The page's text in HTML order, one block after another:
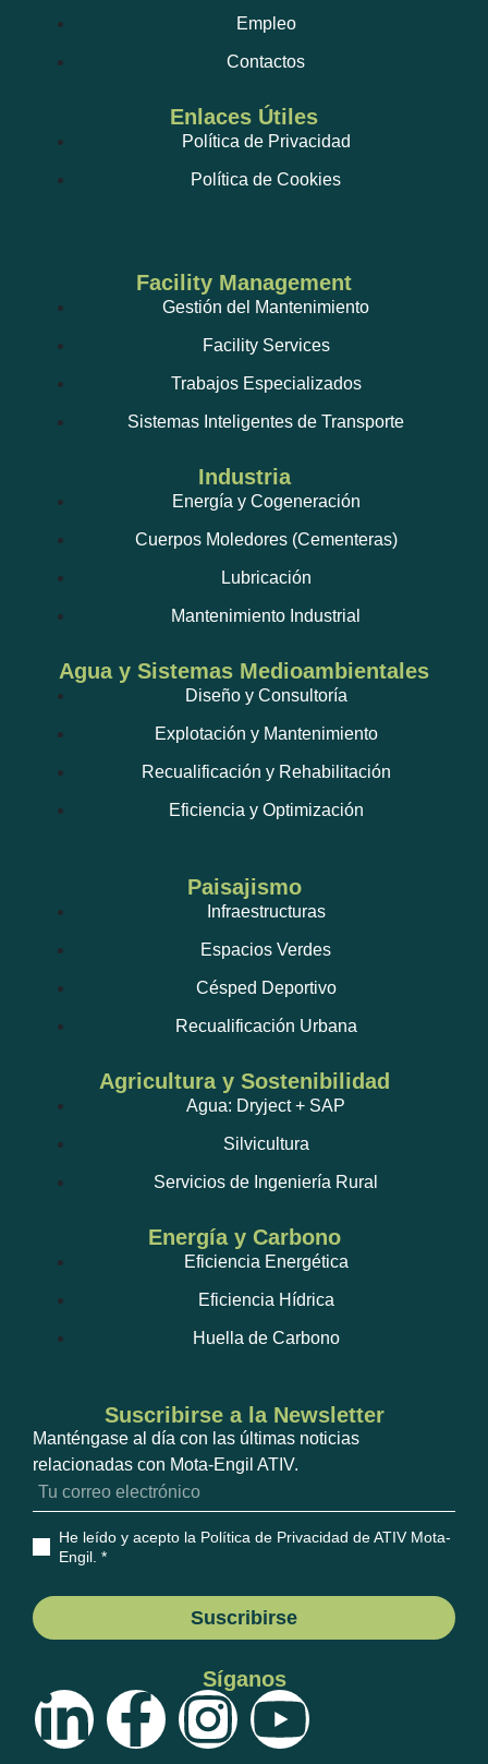
Empleo
Contactos
Enlaces Útiles
Política de Privacidad
Política de Cookies
Facility Management
Gestión del Mantenimiento
Facility Services
Trabajos Especializados
Sistemas Inteligentes de Transporte
Industria
Energía y Cogeneración
Cuerpos Moledores (Cementeras)
Lubricación
Mantenimiento Industrial
Agua y Sistemas Medioambientales
Diseño y Consultoría
Explotación y Mantenimiento
Recualificación y Rehabilitación
Eficiencia y Optimización
Paisajismo
Infraestructuras
Espacios Verdes
Césped Deportivo
Recualificación Urbana
Agricultura y Sostenibilidad
Agua: Dryject + SAP
Silvicultura
Servicios de Ingeniería Rural
Energía y Carbono
Eficiencia Energética
Eficiencia Hídrica
Huella de Carbono
Suscribirse a la Newsletter
Manténgase al día con las últimas noticias
relacionadas con Mota-Engil ATIV.
He leído y acepto la Política de Privacidad de ATIV Mota-
Engil . *
Suscribirse
Síganos